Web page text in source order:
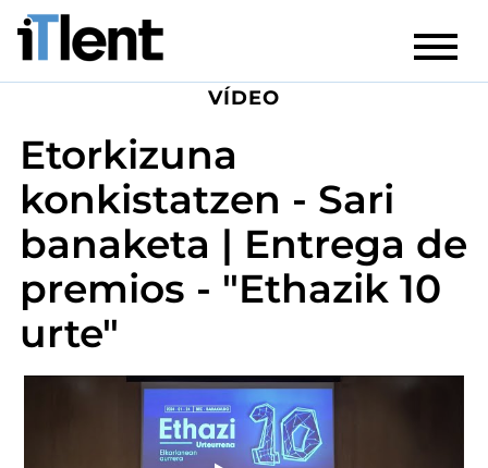
VÍDEO
Etorkizuna
konkistatzen - Sari
banaketa | Entrega de
premios - "Ethazik 10
urte"